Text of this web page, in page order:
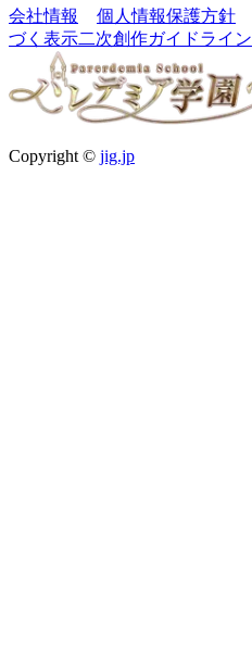
会社情報 個人情報保護方針
づく表示二次創作ガイドライン
Copyright © jig.jp